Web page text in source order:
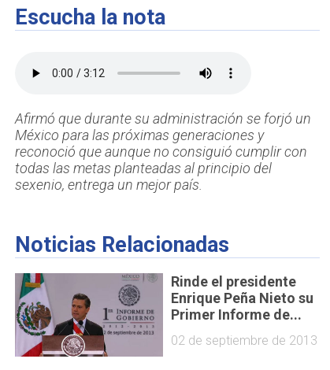
Escucha la nota
Afirmó que durante su administración se forjó un
México para las próximas generaciones y
reconoció que aunque no consiguió cumplir con
todas las metas planteadas al principio del
sexenio, entrega un mejor país.
Noticias Relacionadas
Rinde el presidente
Enrique Peña Nieto su
Primer Informe de...
02 de septiembre de 2013